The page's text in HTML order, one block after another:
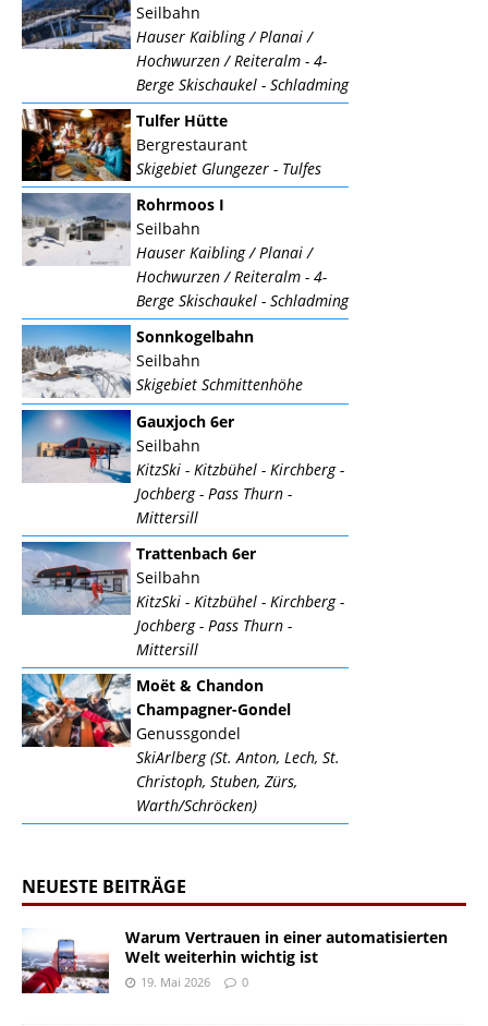
Seilbahn
Hauser Kaibling / Planai /
Hochwurzen / Reiteralm - 4-
Berge Skischaukel - Schladming
Tulfer Hütte
Bergrestaurant
Skigebiet Glungezer - Tulfes
Rohrmoos I
Seilbahn
Hauser Kaibling / Planai /
Hochwurzen / Reiteralm - 4-
Berge Skischaukel - Schladming
Sonnkogelbahn
Seilbahn
Skigebiet Schmittenhöhe
Gauxjoch 6er
Seilbahn
KitzSki - Kitzbühel - Kirchberg -
Jochberg - Pass Thurn -
Mittersill
Trattenbach 6er
Seilbahn
KitzSki - Kitzbühel - Kirchberg -
Jochberg - Pass Thurn -
Mittersill
Moët & Chandon
Champagner-Gondel
Genussgondel
SkiArlberg (St. Anton, Lech, St.
Christoph, Stuben, Zürs,
Warth/Schröcken)
NEUESTE BEITRÄGE
Warum Vertrauen in einer automatisierten
Welt weiterhin wichtig ist
19. Mai 2026 0